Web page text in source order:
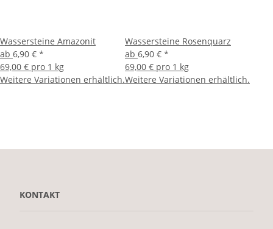
Wassersteine Amazonit
ab 6,90 € *
69,00 € pro 1 kg
Weitere Variationen erhältlich.
Wassersteine Rosenquarz
ab 6,90 € *
69,00 € pro 1 kg
Weitere Variationen erhältlich.
KONTAKT